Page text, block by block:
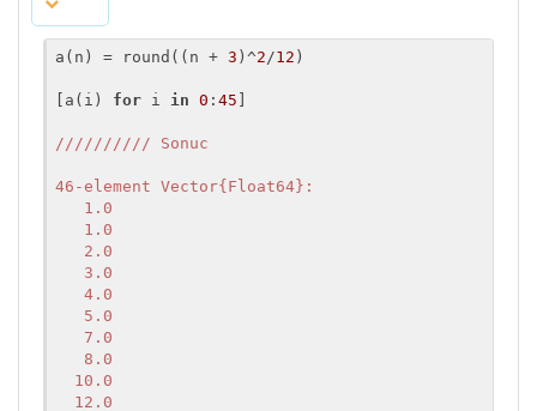
a(n) = round((n + 3 )^2/12 )
[a(i) for i in 0 : 45
////////// Sonuc
46-element Vector{Float64}: